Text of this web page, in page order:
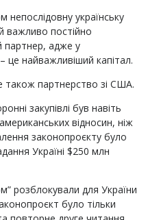
непослідовну українську
важливо постійно
партнер, адже у
це найважливіший капітал.
також партнерство зі США.
закупівлі був навіть
відносин, ніж
законопроєкту було
Україні $250 млн
розблокували для України
було тільки